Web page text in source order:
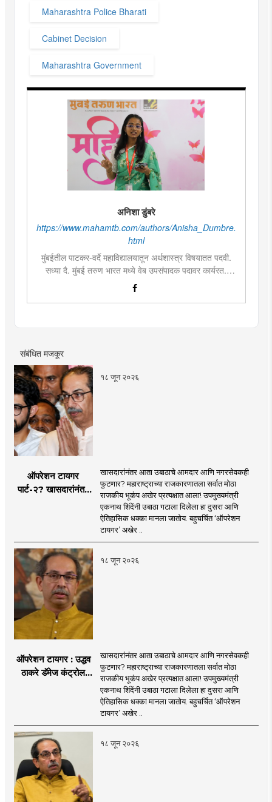
Maharashtra Police Bharati
Cabinet Decision
Maharashtra Government
अनिशा डुंबरे
https://www.mahamtb.com/authors/Anisha_Dumbre.
html
मुंबईतील पाटकर-वर्दे महाविद्यालयातून अर्थशास्त्र विषयातत पदवी.
सध्या दै. मुंबई तरुण भारत मध्ये वेब उपसंपादक पदावर कार्यरत.
लिखाण, वाचन आणि निवेदनाची विशेष आवड. मराठी साहित्य,
इतिहास, राजकारण, आणि मनोरंजन विषयांत रस. महाविद्यालयीन
संबंधित मजकूर
१८ जून २०२६
ऑपरेशन टायगर
पार्ट-२? खासदारांनंतर
खासदारांनंतर आता उबाठाचे आमदार आणि नगरसेवकही
फुटणार? महाराष्ट्राच्या राजकारणातला सर्वात मोठा
राजकीय भूकंप अखेर प्रत्यक्षात आला! उपमुख्यमंत्री
एकनाथ शिंदेंनी उबाठा गटाला दिलेला हा दुसरा आणि
ऐतिहासिक धक्का मानला जातोय. बहुचर्चित ‘ऑपरेशन
टायगर’ अखेर ..
१८ जून २०२६
ऑपरेशन टायगर : उद्धव
ठाकरे डॅमेज कंट्रोल
शिंदेंकडे जाण्याच्या चर्चा
सुरू
खासदारांनंतर आता उबाठाचे आमदार आणि नगरसेवकही
फुटणार? महाराष्ट्राच्या राजकारणातला सर्वात मोठा
राजकीय भूकंप अखेर प्रत्यक्षात आला! उपमुख्यमंत्री
एकनाथ शिंदेंनी उबाठा गटाला दिलेला हा दुसरा आणि
ऐतिहासिक धक्का मानला जातोय. बहुचर्चित ‘ऑपरेशन
टायगर’ अखेर ..
१८ जून २०२६